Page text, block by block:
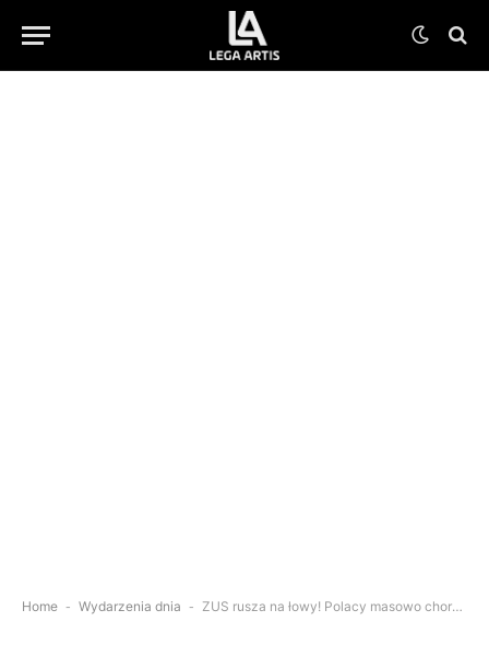
Home - Wydarzenia dnia - ZUS rusza na łowy! Polacy masowo chorują w piątki, a kary będą bezlitosne